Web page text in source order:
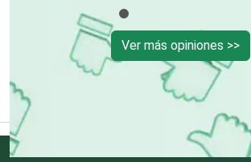
Cortinas, Persianas y
Cremerías y Salchichonerías
Ver más opiniones >>